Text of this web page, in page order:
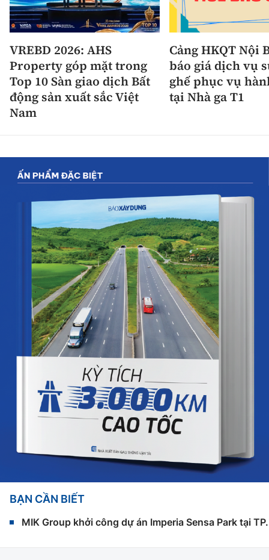
VREBD 2026: AHS
Property góp mặt trong
Top 10 Sàn giao dịch Bất
động sản xuất sắc Việt
Nam
Cảng HKQT Nội
báo giá dịch vụ
ghế phục vụ
tại Nhà ga T1
BẠN CẦN BIẾT
MIK Group khởi công dự án Imperia Sensa Park tại